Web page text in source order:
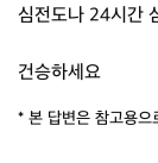
심전도나 24시간
건승하세요
* 본 답변은 참고용으